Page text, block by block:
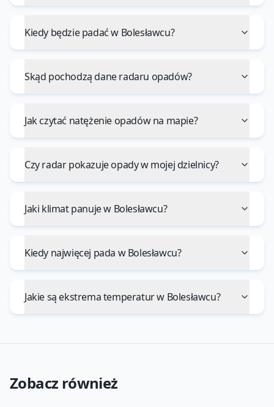
Kiedy będzie padać w Bolesławcu?
Skąd pochodzą dane radaru opadów?
Jak czytać natężenie opadów na mapie?
Czy radar pokazuje opady w mojej dzielnicy?
Jaki klimat panuje w Bolesławcu?
Kiedy najwięcej pada w Bolesławcu?
Jakie są ekstrema temperatur w Bolesławcu?
Zobacz również